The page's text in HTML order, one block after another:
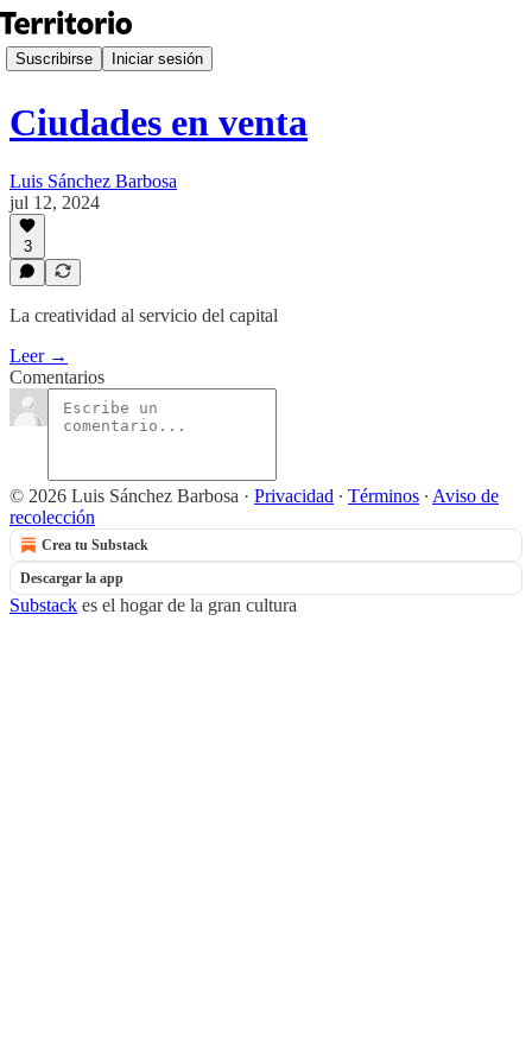
Suscribirse Iniciar sesión
Ciudades en venta
Luis Sánchez Barbosa
jul 12, 2024
3
La creatividad al servicio del capital
Leer →
Comentarios
© 2026 Luis Sánchez Barbosa · Privacidad ∙ Términos ∙ Aviso de
recolección
Crea tu Substack
Descargar la app
Substack es el hogar de la gran cultura